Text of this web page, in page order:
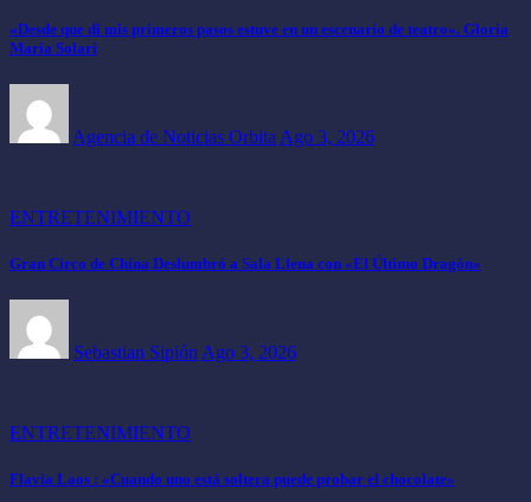
«Desde que di mis primeros pasos estuve en un escenario de teatro». Gloria
María Solari
Agencia de Noticias Orbita Ago 3, 2026
ENTRETENIMIENTO
Gran Circo de China Deslumbró a Sala Llena con «El Último Dragón»
Sebastian Sipión Ago 3, 2026
ENTRETENIMIENTO
Flavia Laos : «Cuando uno está soltera puede probar el chocolate»